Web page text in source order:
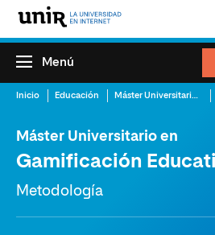
Menú
Inicio Educación Máster Universitario en Gamificación Educativa
Máster Universitario en
Gamificación
Metodología